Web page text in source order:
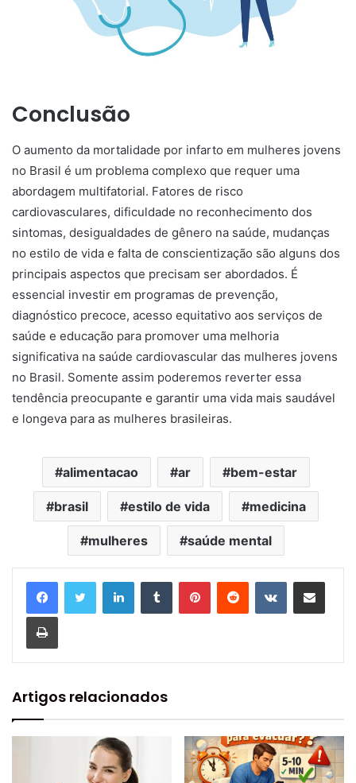
Conclusão
O aumento da mortalidade por infarto em mulheres jovens
no Brasil é um problema complexo que requer uma
abordagem multifatorial. Fatores de risco
cardiovasculares, dificuldade no reconhecimento dos
sintomas, desigualdades de gênero na saúde, mudanças
no estilo de vida e falta de conscientização são alguns dos
principais aspectos que precisam ser abordados. É
essencial investir em programas de prevenção,
diagnóstico precoce, acesso equitativo aos serviços de
saúde e educação para promover uma melhoria
significativa na saúde cardiovascular das mulheres jovens
no Brasil. Somente assim poderemos reverter essa
tendência preocupante e garantir uma vida mais saudável
e longeva para as mulheres brasileiras.
alimentacao ar bem-estar
brasil estilo de vida medicina
mulheres saúde mental
Artigos relacionados